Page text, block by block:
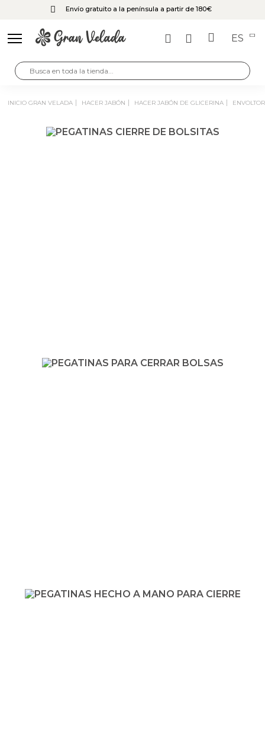
Envío gratuito a la península a partir de 180€
ES
INICIO GRAN VELADA HACER JABÓN HACER JABÓN DE GLICERINA